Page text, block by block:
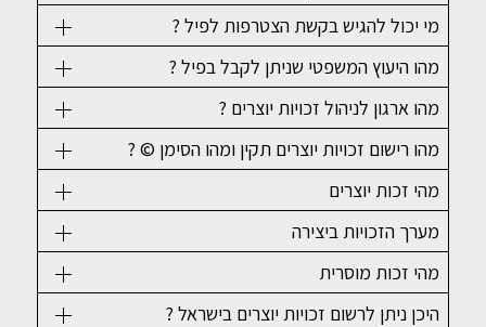
מי יכול להגיש בקשת הצטרפות לפיל ?
מהו היעוץ המשפטי שניתן לקבל בפיל ?
מהו ארגון לניהול זכויות יוצרים ?
מהו רישום זכויות יוצרים תקין ומהו הסימן © ?
מהי זכות יוצרים
מערך הזכויות ביצירה
מהי זכות מוסרית
היכן ניתן לרשום זכויות יוצרים בישראל ?